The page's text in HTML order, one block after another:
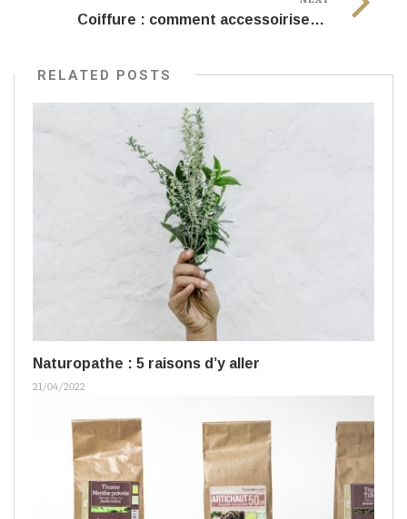
Coiffure : comment accessoiriser ses cheveux !
RELATED POSTS
Naturopathe : 5 raisons d’y aller
21/04/2022